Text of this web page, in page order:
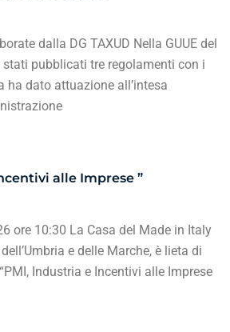
dalla DG TAXUD Nella GUUE del
pubblicati tre regolamenti con i
ha dato attuazione all’intesa
alle Imprese ”
ore 10:30 La Casa del Made in Italy
e delle Marche, è lieta di
Industria e Incentivi alle Imprese